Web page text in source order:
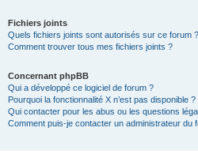
Fichiers joints
Quels fichiers joints sont autorisés sur ce forum ?
Comment trouver tous mes fichiers joints ?
Concernant phpBB
Qui a développé ce logiciel de forum ?
Pourquoi la fonctionnalité X n’est pas disponible ?
Qui contacter pour les abus ou les questions
Comment puis-je contacter un administrateur du